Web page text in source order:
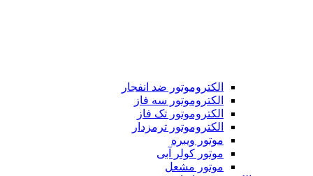
الکتروموتور ضد انفجار
الکتروموتور سه فاز
الکتروموتور تک فاز
الکتروموتور ترمزدار
موتور ویبره
موتور کولر آبی
موتور مشعل